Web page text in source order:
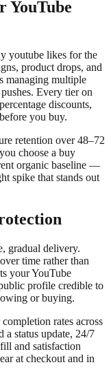
YouTube
youtube likes for the
product drops, and
managing multiple
Every tier on
discounts,
you buy.
retention over 48–72
choose a buy
organic baseline —
spike that stands out
gradual delivery.
time rather than
your YouTube
profile credible to
or buying.
rates across
status update, 24/7
and satisfaction
at checkout and in